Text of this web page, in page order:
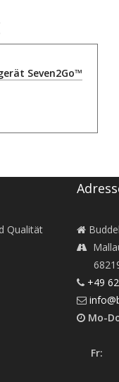
Seven2Go™
Qualität
68219
+49
Mo-
Fr: